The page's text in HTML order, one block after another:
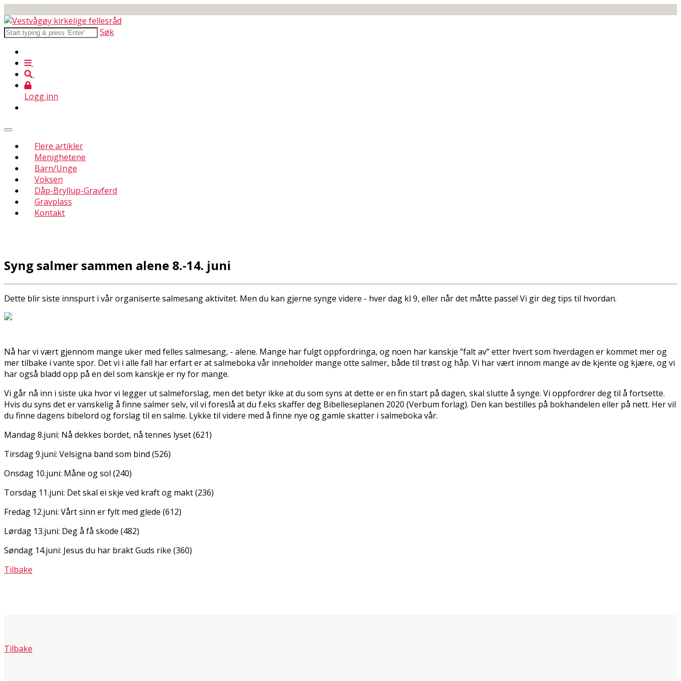
Søk
Logg inn
Flere artikler
Menighetene
Barn/Unge
Voksen
Dåp-Bryllup-Gravferd
Gravplass
Kontakt
Syng salmer sammen alene 8.-14. juni
Dette blir siste innspurt i vår organiserte salmesang aktivitet. Men du kan gjerne synge videre - hver dag kl 9, eller når det måtte passe! Vi gir deg tips til hvordan.
Nå har vi vært gjennom mange uker med felles salmesang, - alene. Mange har fulgt oppfordringa, og noen har kanskje ”falt av” etter hvert som hverdagen er kommet mer og
mer tilbake i vante spor. Det vi i alle fall har erfart er at salmeboka vår inneholder mange flotte salmer, både til trøst og håp. Vi har vært innom mange av de kjente og kjære, og vi
har også bladd opp på en del som kanskje er ny for mange.
Vi går nå inn i siste uka hvor vi legger ut salmeforslag, men det betyr ikke at du som syns at dette er en fin start på dagen, skal slutte å synge. Vi oppfordrer deg til å fortsette.
Hvis du syns det er vanskelig å finne salmer selv, vil vi foreslå at du f.eks skaffer deg Bibelleseplanen 2020 (Verbum forlag). Den kan bestilles på bokhandelen eller på nett. Her vil
du finne dagens bibelord og forslag til en salme. Lykke til videre med å finne nye og gamle skatter i salmeboka vår.
Mandag 8.juni: Nå dekkes bordet, nå tennes lyset (621)
Tirsdag 9.juni: Velsigna band som bind (526)
Onsdag 10.juni: Måne og sol (240)
Torsdag 11.juni: Det skal ei skje ved kraft og makt (236)
Fredag 12.juni: Vårt sinn er fylt med glede (612)
Lørdag 13.juni: Deg å få skode (482)
Søndag 14.juni: Jesus du har brakt Guds rike (360)
Tilbake
Tilbake